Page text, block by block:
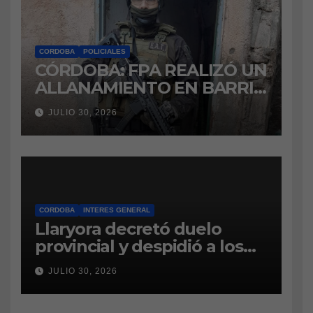
CORDOBA POLICIALES
CÓRDOBA: FPA REALIZÓ UN
ALLANAMIENTO EN BARRIO
VILLA BOEDO
RELACIONADO CON UNA
CAUSA DE DROGAS EN LA
CÁRCEL DE BOUWER
JULIO 30, 2026
CORDOBA INTERES GENERAL
Llaryora decretó duelo
provincial y despidió a los
bomberos cordobeses
fallecidos en la tragedia
aérea de San Juan
JULIO 30, 2026